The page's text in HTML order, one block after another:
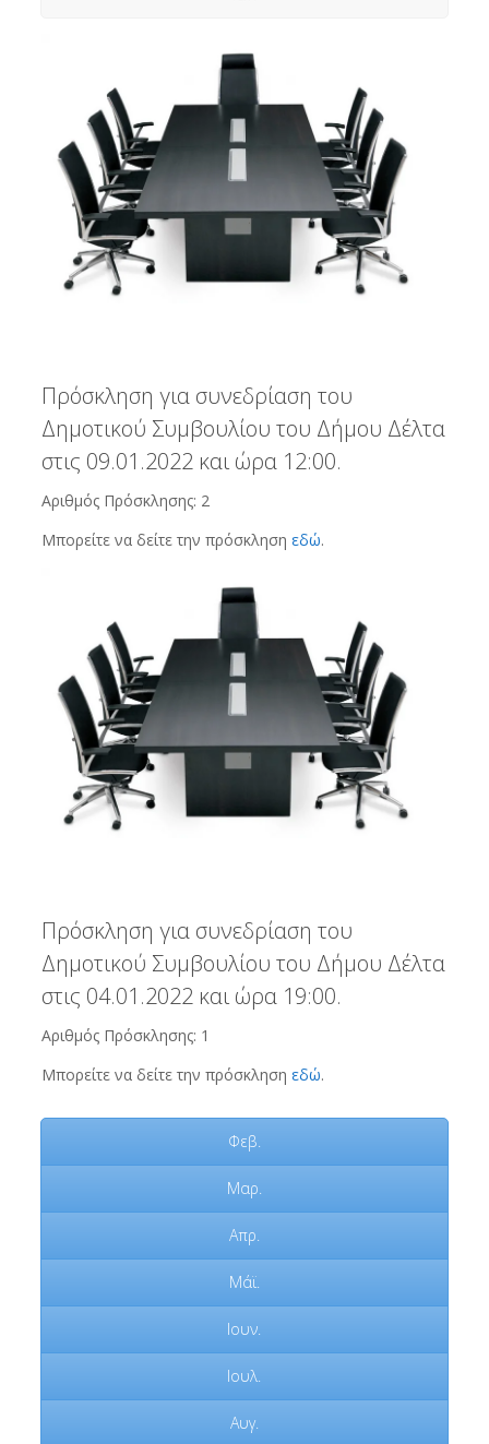
Πρόσκληση για συνεδρίαση του
Δημοτικού Συμβουλίου του Δήμου Δέλτα
στις 09.01.2022 και ώρα 12:00.
Αριθμός Πρόσκλησης: 2
Μπορείτε να δείτε την πρόσκληση εδώ.
Πρόσκληση για συνεδρίαση του
Δημοτικού Συμβουλίου του Δήμου Δέλτα
στις 04.01.2022 και ώρα 19:00.
Αριθμός Πρόσκλησης: 1
Μπορείτε να δείτε την πρόσκληση εδώ.
Φεβ.
Μαρ.
Απρ.
Μάϊ.
Ιουν.
Ιουλ.
Αυγ.